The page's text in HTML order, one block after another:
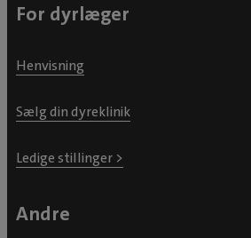
For dyrlæger
Henvisning
Sælg din dyreklinik
Ledige stillinger >
Andre